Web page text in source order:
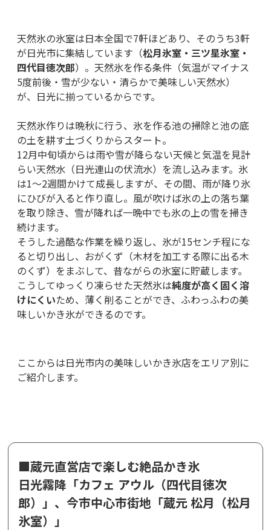
天然氷の氷室は日本全国で7軒ほどあり、そのうち3軒
が日光市に集結しています（松月氷室・三ツ星氷室・
四代目徳次郎）。天然氷を作る条件（気温がマイナス
5度前後・雪が少ない・清らかで美味しい天然水）
が、日光に揃っているからです。
天然氷作りは晩秋に行う、氷を作る池の掃除と池の底
の土を耕す土づくりからスタート。
12月中旬頃からは雨や雪が降らない天候と気温を見計
らい天然水（日光連山の伏流水）を流し込みます。氷
は1～2週間かけて成長しますが、その間、雨が降り氷
にひびが入ると作り直し。風が吹けば氷の上の落ち葉
を取り除き、雪が降れば一晩中でも氷の上の雪を掃き
続けます。
そうした過酷な作業を繰り返し、氷が15センチ程にな
ると切り出し、おがくず（木材を加工する際に出る木
のくず）をまぶして、昔ながらの氷室に貯蔵します。
こうしてゆっくり凍らせた天然氷は純度が高く固く溶
けにくいため、薄く削ることができ、ふわっふわの美
味しいかき氷ができるのです。
ここからは日光市内の美味しいかき氷店をエリア別に
ご紹介します。
■蔵元直営店で楽しむ絶品かき氷
日光霧降「カフェ アウル（四代目徳次
郎）」、今市中心市街地「蔵元 松月（松月
氷室）」